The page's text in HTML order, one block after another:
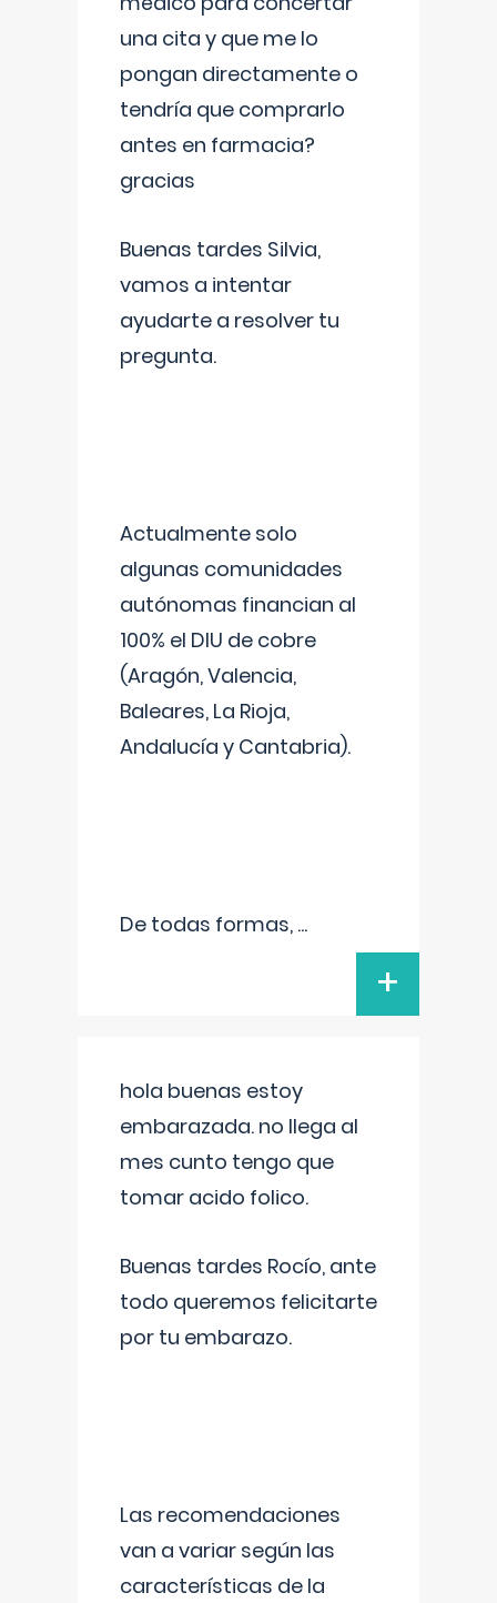
una cita y que me lo
pongan directamente o
tendría que comprarlo
antes en farmacia?
gracias
Buenas tardes Silvia,
vamos a intentar
ayudarte a resolver tu
pregunta.
Actualmente solo
algunas comunidades
autónomas financian al
100% el DIU de cobre
(Aragón, Valencia,
Baleares, La Rioja,
Andalucía y Cantabria).
De todas formas, ...
+
hola buenas estoy
embarazada. no llega al
mes cunto tengo que
tomar acido folico.
Buenas tardes Rocío, ante
todo queremos felicitarte
por tu embarazo.
Las recomendaciones
van a variar según las
características de la